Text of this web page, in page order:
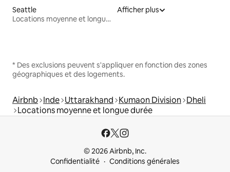
Seattle
Locations moyenne et longue durée
Afficher plus
* Des exclusions peuvent s'appliquer en fonction des zones
géographiques et des logements.
Airbnb Inde Uttarakhand Kumaon Division Dheli
Locations moyenne et longue durée
© 2026 Airbnb, Inc.
Confidentialité
Conditions générales